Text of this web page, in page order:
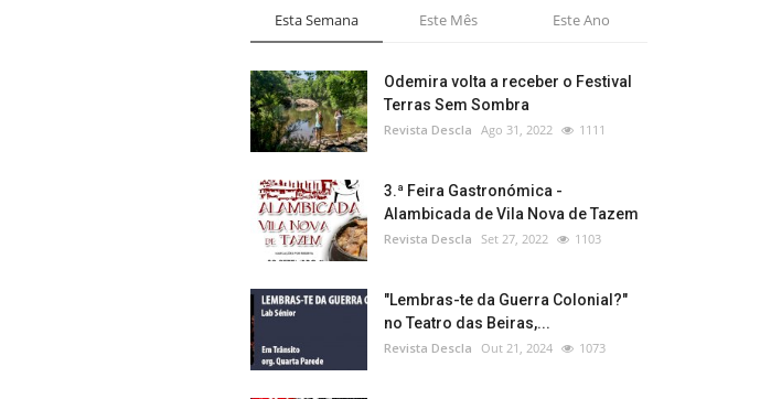
Esta Semana Este Mês Este Ano
Odemira volta a receber o Festival
Terras Sem Sombra
Revista Descla Ago 31, 2022 1111
3.ª Feira Gastronómica -
Alambicada de Vila Nova de Tazem
Revista Descla Set 27, 2022 1103
"Lembras-te da Guerra Colonial?"
no Teatro das Beiras,...
Revista Descla Out 21, 2024 1073